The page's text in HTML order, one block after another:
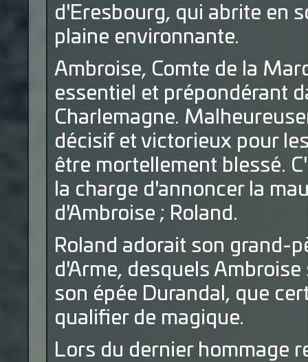
d'Eresbourg, qui abrite en
plaine environnante.
Ambroise, Comte de la
essentiel et prépondérant
Charlemagne.
décisif et victorieux pour
être mortellement blessé.
la charge d'annoncer la
d'Ambroise ; Roland.
Roland adorait son grand-
d'Arme, desquels
son épée Durandal, que
qualifier de magique.
Lors du dernier hommage